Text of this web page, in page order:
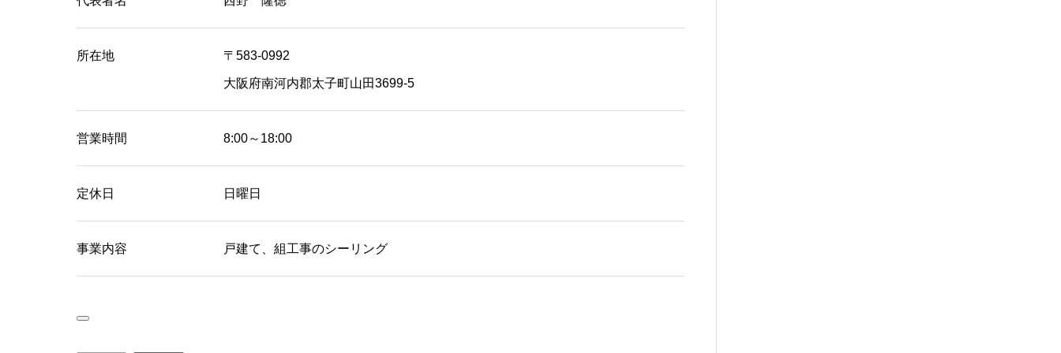
所在地 〒583-0992
大阪府南河内郡太子町山田3699-5
営業時間 8:00～18:00
定休日 日曜日
事業内容 戸建て、組工事のシーリング